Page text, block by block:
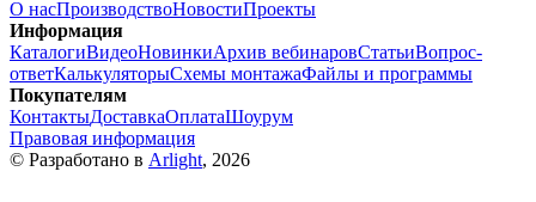
О насПроизводствоНовостиПроекты
Информация
КаталогиВидеоНовинкиАрхив вебинаровСтатьиВопрос-
ответКалькуляторыСхемы монтажаФайлы и программы
Покупателям
КонтактыДоставкаОплатаШоурум
Правовая информация
© Разработано в Arlight, 2026